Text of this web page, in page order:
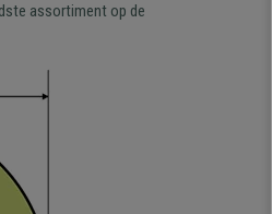
assortiment op de